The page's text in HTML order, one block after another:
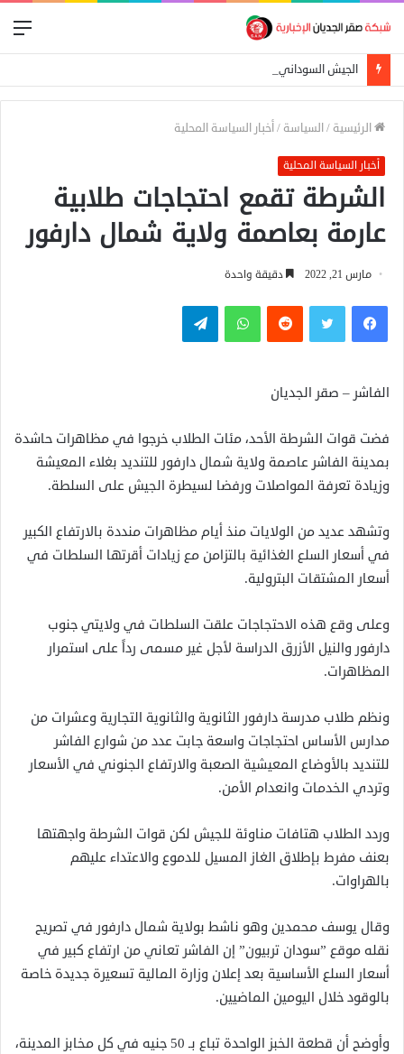
الرئيسية /السياسة /أخبار السياسة المحلية
أخبار السياسة المحلية
الشرطة تقمع احتجاجات طلابية
عارمة بعاصمة ولاية شمال دارفور
مارس 21, 2022 دقيقة واحدة
فيسبوكتويتر واتساب تيلقرام
الفاشر – صقر الجديان
فضت قوات الشرطة الأحد، مئات الطلاب خرجوا في مظاهرات حاشدة
بمدينة الفاشر عاصمة ولاية شمال دارفور للتنديد بغلاء المعيشة
وزيادة تعرفة المواصلات ورفضا لسيطرة الجيش على السلطة.
وتشهد عديد من الولايات منذ أيام مظاهرات منددة بالارتفاع الكبير
في أسعار السلع الغذائية بالتزامن مع زيادات أقرتها السلطات في
أسعار المشتقات البترولية.
وعلى وقع هذه الاحتجاجات علقت السلطات في ولايتي جنوب
دارفور والنيل الأزرق الدراسة لأجل غير مسمى رداً على استمرار
المظاهرات.
ونظم طلاب مدرسة دارفور الثانوية والثانوية التجارية وعشرات من
مدارس الأساس احتجاجات واسعة جابت عدد من شوارع الفاشر
للتنديد بالأوضاع المعيشية الصعبة والارتفاع الجنوني في الأسعار
وتردي الخدمات وانعدام الأمن.
وردد الطلاب هتافات مناوئة للجيش لكن قوات الشرطة واجهتها
بعنف مفرط بإطلاق الغاز المسيل للدموع والاعتداء عليهم
بالهراوات.
وقال يوسف محمدين وهو ناشط بولاية شمال دارفور في تصريح
نقله موقع ”سودان تربيون” إن الفاشر تعاني من ارتفاع كبير في
أسعار السلع الأساسية بعد إعلان وزارة المالية تسعيرة جديدة خاصة
بالوقود خلال اليومين الماضيين.
وأوضح أن قطعة الخبز الواحدة تباع بـ 50 جنيه في كل مخابز المدينة،